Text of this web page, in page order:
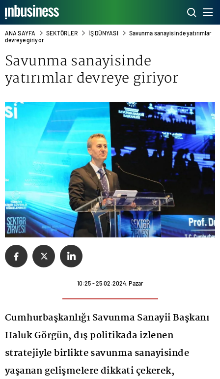
ANA SAYFA SEKTÖRLER İŞ DÜNYASI
Savunma sanayisinde yatırımlar
devreye giriyor
Savunma sanayisinde
yatırımlar devreye giriyor
10:25 - 25.02.2024, Pazar
Cumhurbaşkanlığı Savunma Sanayii Başkanı
Haluk Görgün, dış politikada izlenen
stratejiyle birlikte savunma sanayisinde
yaşanan gelişmelere dikkati çekerek,